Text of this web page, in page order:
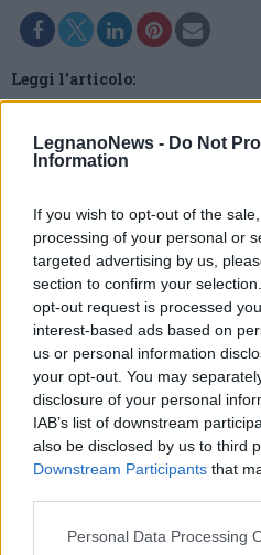
LegnanoNews - Do Not
Information
If you wish to opt-out of the
processing of your personal or
targeted advertising by us,
section to confirm your
opt-out request is processed
interest-based ads based on
us or personal information
your opt-out. You may
disclosure of your personal
IAB’s list of downstream
also be disclosed by us to third
Downstream Participants that
Personal Data Processing
Leggi l'articolo:
A Cantalupo grande festa per
Commenti